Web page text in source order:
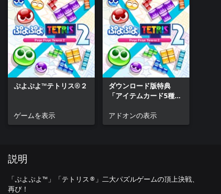
ぷよぷよ™テトリス®２
ゲームを表示
ダウンロード版特典
「アイテムカード5種セ
アドオンの表示
説明
「ぷよぷよ™」「テトリス®」二大パズルゲームの頂上決戦、
再び！